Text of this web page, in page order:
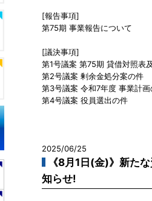
[報告事項]
第75期 事業報告について
[議決事項]
第1号議案 第75期 貸借対照表
第2号議案 剰余金処分案の件
第3号議案 令和7年度 事業計画
第4号議案 役員選出の件
2025/06/25
《8月1日(金)》新た
知らせ!